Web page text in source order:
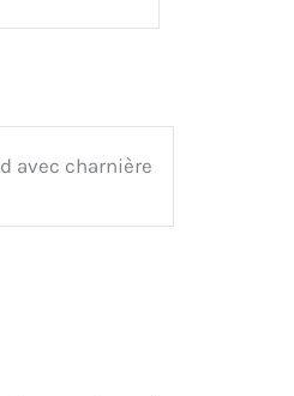
avec charnière